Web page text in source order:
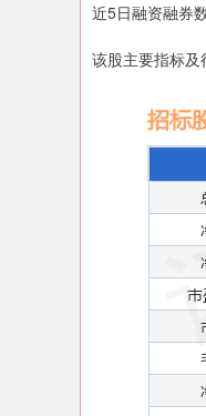
近5日融资融券
该股主要指标及